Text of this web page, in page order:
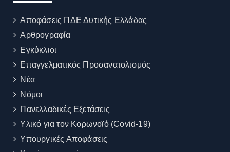
Αποφάσεις ΠΔΕ Δυτικής Ελλάδας
Αρθρογραφία
Εγκύκλιοι
Επαγγελματικός Προσανατολισμός
Νέα
Νόμοι
Πανελλαδικές Εξετάσεις
Υλικό για τον Κορωνοϊό (Covid-19)
Υπουργικές Αποφάσεις